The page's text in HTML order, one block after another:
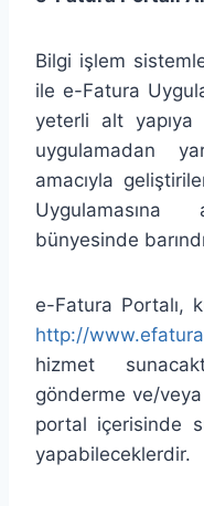
Bilgi işlem
ile e-Fatura
yeterli alt yapıya
uygulamadan
amacıyla
bünyesinde
e-Fatura Portalı,
http://
hizmet
gönderme ve/
portal içerisinde
yapabileceklerdir.